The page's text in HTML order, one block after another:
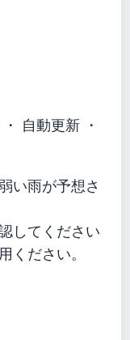
・ 自動更新 ・
い雨が予想さ
してください
ください。